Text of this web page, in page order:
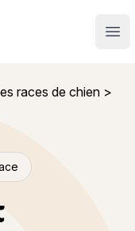
races de chien >